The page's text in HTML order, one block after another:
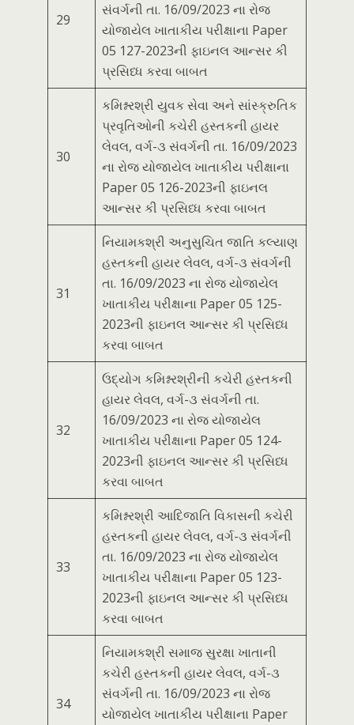
29
સંવર્ગની તા. 16/09/2023 ના રોજ
યોજાયેલ ખાતાકીય પરીક્ષાના Paper
05 127-2023ની ફાઇનલ આન્સર કી
પ્રસિધ્ધ કરવા બાબત
30
કમિશ્નરશ્રી યુવક સેવા અને સાંસ્ક્રુતિક
પ્રવૃતિઓની કચેરી હસ્તકની હાયર
લેવલ, વર્ગ-૩ સંવર્ગની તા. 16/09/2023
ના રોજ યોજાયેલ ખાતાકીય પરીક્ષાના
Paper 05 126-2023ની ફાઇનલ
આન્સર કી પ્રસિધ્ધ કરવા બાબત
31
નિયામકશ્રી અનુસુચિત જાતિ કલ્યાણ
હસ્તકની હાયર લેવલ, વર્ગ-૩ સંવર્ગની
તા. 16/09/2023 ના રોજ યોજાયેલ
ખાતાકીય પરીક્ષાના Paper 05 125-
2023ની ફાઇનલ આન્સર કી પ્રસિધ્ધ
કરવા બાબત
32
ઉદ્યોગ કમિશ્નરશ્રીની કચેરી હસ્તકની
હાયર લેવલ, વર્ગ-૩ સંવર્ગની તા.
16/09/2023 ના રોજ યોજાયેલ
ખાતાકીય પરીક્ષાના Paper 05 124-
2023ની ફાઇનલ આન્સર કી પ્રસિધ્ધ
કરવા બાબત
33
કમિશ્નરશ્રી આદિજાતિ વિકાસની કચેરી
હસ્તકની હાયર લેવલ, વર્ગ-૩ સંવર્ગની
તા. 16/09/2023 ના રોજ યોજાયેલ
ખાતાકીય પરીક્ષાના Paper 05 123-
2023ની ફાઇનલ આન્સર કી પ્રસિધ્ધ
કરવા બાબત
34
નિયામકશ્રી સમાજ સુરક્ષા ખાતાની
કચેરી હસ્તકની હાયર લેવલ, વર્ગ-૩
સંવર્ગની તા. 16/09/2023 ના રોજ
યોજાયેલ ખાતાકીય પરીક્ષાના Paper